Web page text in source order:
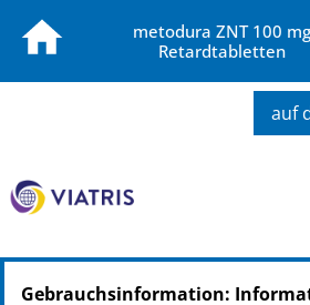
metodura ZNT 100 mg
Retardtabletten
auf
PZN: 03928955
PPN: 110392895563
Gebrauchsinformation: